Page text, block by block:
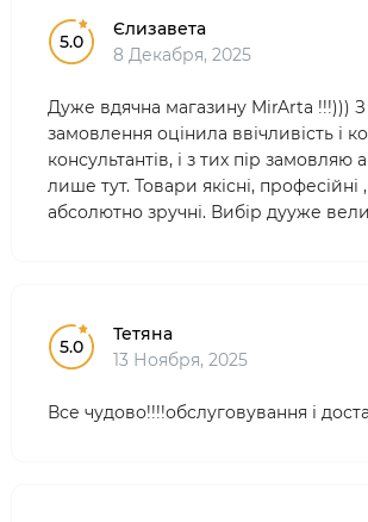
5.0
Єлизавета
8 Декабря, 2025
Дуже вдячна магазину MirArta !!!)))
замовлення оцінила ввічливість і
консультантів, і з тих пір замовляю
лише тут. Товари якісні, професійні
абсолютно зручні. Вибір дууже
5.0
Тетяна
13 Ноября, 2025
Все чудово!!!!обслуговування і